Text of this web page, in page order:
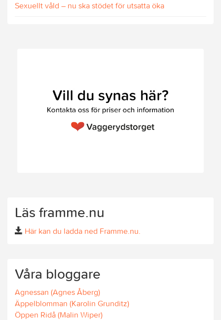
Sexuellt våld – nu ska stödet för utsatta öka
Läs framme.nu
Här kan du ladda ned Framme.nu.
Våra bloggare
Agnessan (Agnes Åberg)
Äppelblomman (Karolin Grunditz)
Öppen Ridå (Malin Wiper)